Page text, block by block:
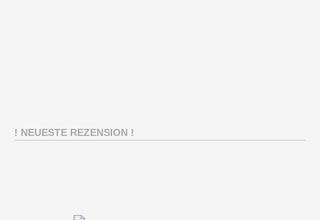
! NEUESTE REZENSION !